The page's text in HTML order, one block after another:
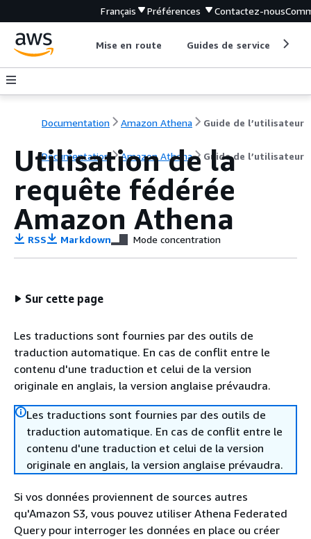
Français Préférences Contactez-nous
Mise en route Guides de service
Documentation Amazon Athena Guide de l’utilisateur
Documentation Amazon Athena Guide de l’utilisateur
Utilisation de la
requête fédérée
Amazon Athena
RSS Markdown Mode concentration
Sur cette page
Les traductions sont fournies par des outils de
traduction automatique. En cas de conflit entre le
contenu d'une traduction et celui de la version
originale en anglais, la version anglaise prévaudra.
Les traductions sont fournies par des outils de
traduction automatique. En cas de conflit entre le
contenu d'une traduction et celui de la version
originale en anglais, la version anglaise prévaudra.
Si vos données proviennent de sources autres
qu'Amazon S3, vous pouvez utiliser Athena Federated
Query pour interroger les données en place ou créer